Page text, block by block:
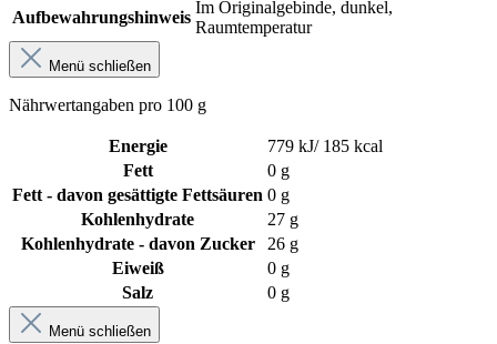
Aufbewahrungshinweis
Im Originalgebinde, dunkel,
Raumtemperatur
Menü schließen
Nährwertangaben pro 100 g
Energie
779 kJ/ 185 kcal
Fett
0 g
Fett - davon gesättigte Fettsäuren 0 g
Kohlenhydrate
27 g
Kohlenhydrate - davon Zucker
26 g
Eiweiß
0 g
Salz
0 g
Menü schließen